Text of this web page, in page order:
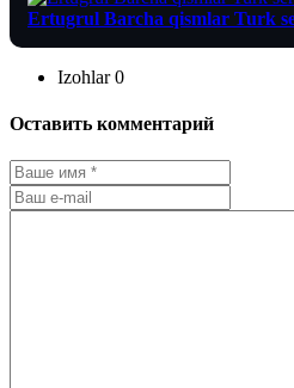
Ertugrul Barcha qismlar Turk
Izohlar0
Оставить комментарий